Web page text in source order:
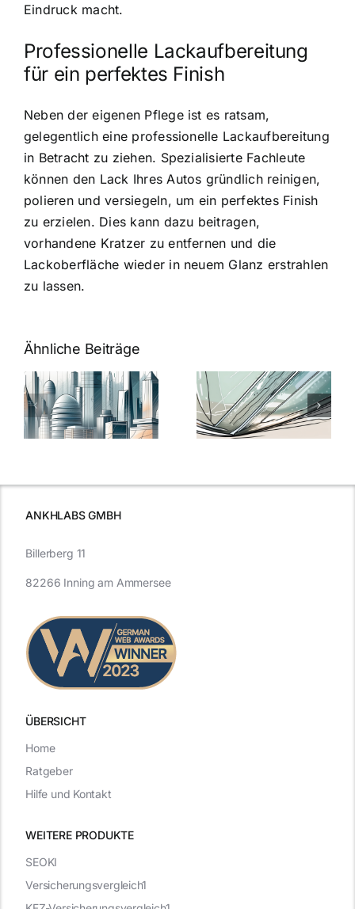
Eindruck macht.
Professionelle Lackaufbereitung
für ein perfektes Finish
Neben der eigenen Pflege ist es ratsam,
gelegentlich eine professionelle Lackaufbereitung
in Betracht zu ziehen. Spezialisierte Fachleute
können den Lack Ihres Autos gründlich reinigen,
polieren und versiegeln, um ein perfektes Finish
zu erzielen. Dies kann dazu beitragen,
vorhandene Kratzer zu entfernen und die
Lackoberfläche wieder in neuem Glanz erstrahlen
zu lassen.
Ähnliche Beiträge
5 Gründe,
warum
Nanoversiegelung
auf Glas
7
Expertentipps
für maximale
ANKHLABS GMBH
ÜBERSICHT
WEITERE PRODUKTE
Billerberg 11
82266 Inning am Ammersee
SEOKI
Versicherungsvergleich1
Home
Ratgeber
Hilfe und Kontakt